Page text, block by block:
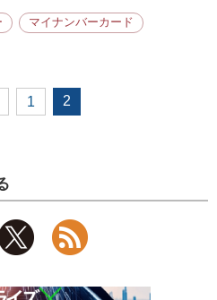
マイナンバーカード
1 2